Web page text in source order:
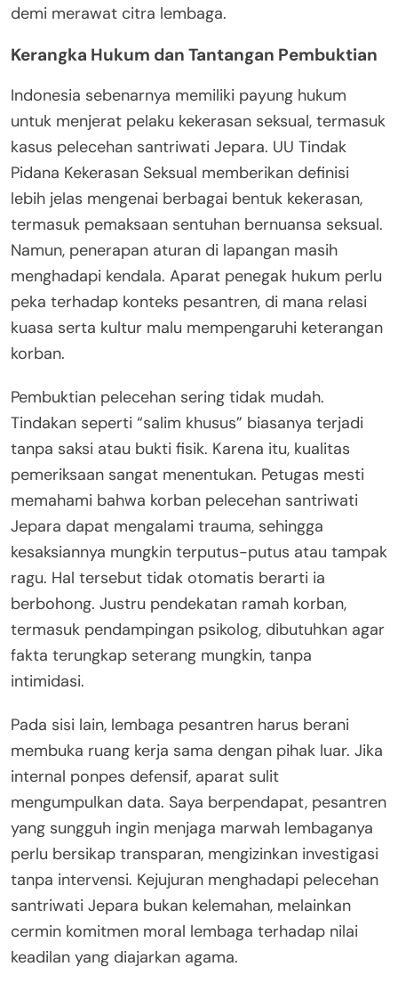
demi merawat citra lembaga.
Kerangka Hukum dan Tantangan Pembuktian
Indonesia sebenarnya memiliki payung hukum
untuk menjerat pelaku kekerasan seksual, termasuk
kasus pelecehan santriwati Jepara. UU Tindak
Pidana Kekerasan Seksual memberikan definisi
lebih jelas mengenai berbagai bentuk kekerasan,
termasuk pemaksaan sentuhan bernuansa seksual.
Namun, penerapan aturan di lapangan masih
menghadapi kendala. Aparat penegak hukum perlu
peka terhadap konteks pesantren, di mana relasi
kuasa serta kultur malu mempengaruhi keterangan
korban.
Pembuktian pelecehan sering tidak mudah.
Tindakan seperti “salim khusus” biasanya terjadi
tanpa saksi atau bukti fisik. Karena itu, kualitas
pemeriksaan sangat menentukan. Petugas mesti
memahami bahwa korban pelecehan santriwati
Jepara dapat mengalami trauma, sehingga
kesaksiannya mungkin terputus-putus atau tampak
ragu. Hal tersebut tidak otomatis berarti ia
berbohong. Justru pendekatan ramah korban,
termasuk pendampingan psikolog, dibutuhkan agar
fakta terungkap seterang mungkin, tanpa
intimidasi.
Pada sisi lain, lembaga pesantren harus berani
membuka ruang kerja sama dengan pihak luar. Jika
internal ponpes defensif, aparat sulit
mengumpulkan data. Saya berpendapat, pesantren
yang sungguh ingin menjaga marwah lembaganya
perlu bersikap transparan, mengizinkan investigasi
tanpa intervensi. Kejujuran menghadapi pelecehan
santriwati Jepara bukan kelemahan, melainkan
cermin komitmen moral lembaga terhadap nilai
keadilan yang diajarkan agama.